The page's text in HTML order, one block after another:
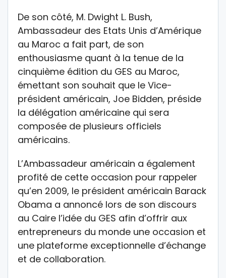
De son côté, M. Dwight L. Bush,
Ambassadeur des Etats Unis d’Amérique
au Maroc a fait part, de son
enthousiasme quant à la tenue de la
cinquième édition du GES au Maroc,
émettant son souhait que le Vice-
président américain, Joe Bidden, préside
la délégation américaine qui sera
composée de plusieurs officiels
américains.
L’Ambassadeur américain a également
profité de cette occasion pour rappeler
qu’en 2009, le président américain Barack
Obama a annoncé lors de son discours
au Caire l’idée du GES afin d’offrir aux
entrepreneurs du monde une occasion et
une plateforme exceptionnelle d’échange
et de collaboration.